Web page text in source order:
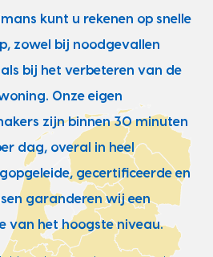
kunt u rekenen op snelle
zowel bij noodgevallen
bij het verbeteren van de
Onze eigen
zijn binnen 30 minuten
dag, overal in heel
gecertificeerde en
garanderen wij een
van het hoogste niveau.